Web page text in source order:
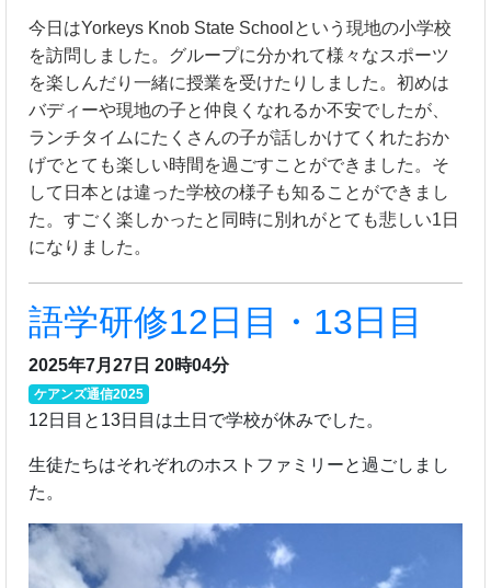
今日はYorkeys Knob State Schoolという現地の小学校
を訪問しました。グループに分かれて様々なスポーツ
を楽しんだり一緒に授業を受けたりしました。初めは
バディーや現地の子と仲良くなれるか不安でしたが、
ランチタイムにたくさんの子が話しかけてくれたおか
げでとても楽しい時間を過ごすことができました。そ
して日本とは違った学校の様子も知ることができまし
た。すごく楽しかったと同時に別れがとても悲しい1日
になりました。
語学研修12日目・13日目
2025年7月27日 20時04分
ケアンズ通信2025
12日目と13日目は土日で学校が休みでした。
生徒たちはそれぞれのホストファミリーと過ごしまし
た。